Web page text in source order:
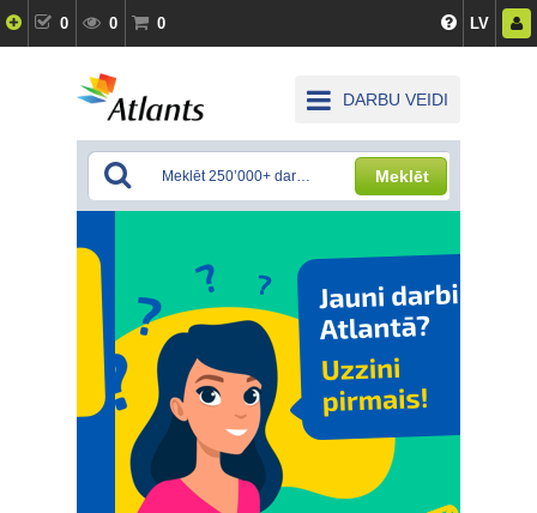
0 0 0 LV
DARBU VEIDI
Meklēt